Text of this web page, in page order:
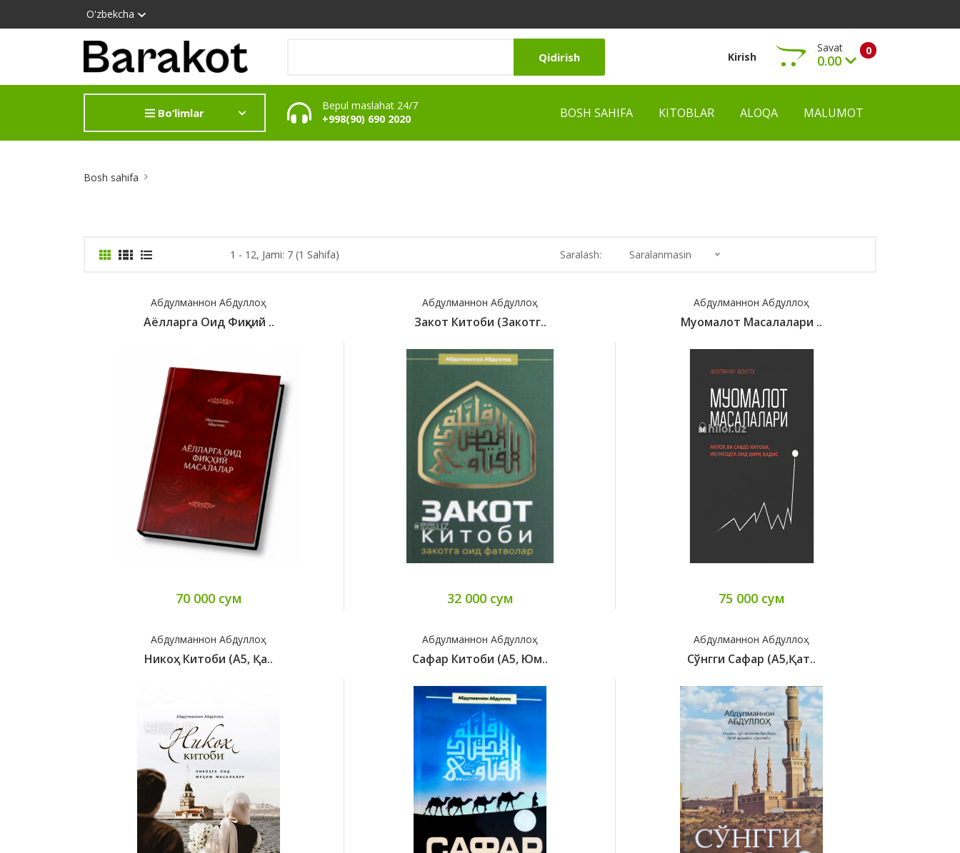
O'zbekcha
Qidirish Kirish 0
Savat
0.00
Ko‘rish
Bo‘limlar
Bepul maslahat 24/7
+998(90) 690 2020
BOSH SAHIFA KITOBLAR ALOQA MALUMOT
Bosh sahifa
1 - 12, Jami: 7 (1 Sahifa) Saralash: Saralanmasin
Абдулманнон Абдуллоҳ
Аёлларга Оид Фиқҳий ..
70 000 сум
Абдулманнон Абдуллоҳ
Закот Китоби (закотг..
32 000 сум
Абдулманнон Абдуллоҳ
Муомалот Масалалари ..
75 000 сум
Абдулманнон Абдуллоҳ
Никоҳ Китоби (А5, Қа..
Абдулманнон Абдуллоҳ
Сафар Китоби (А5, Юм..
Абдулманнон Абдуллоҳ
Сўнгги Сафар (A5,қат..